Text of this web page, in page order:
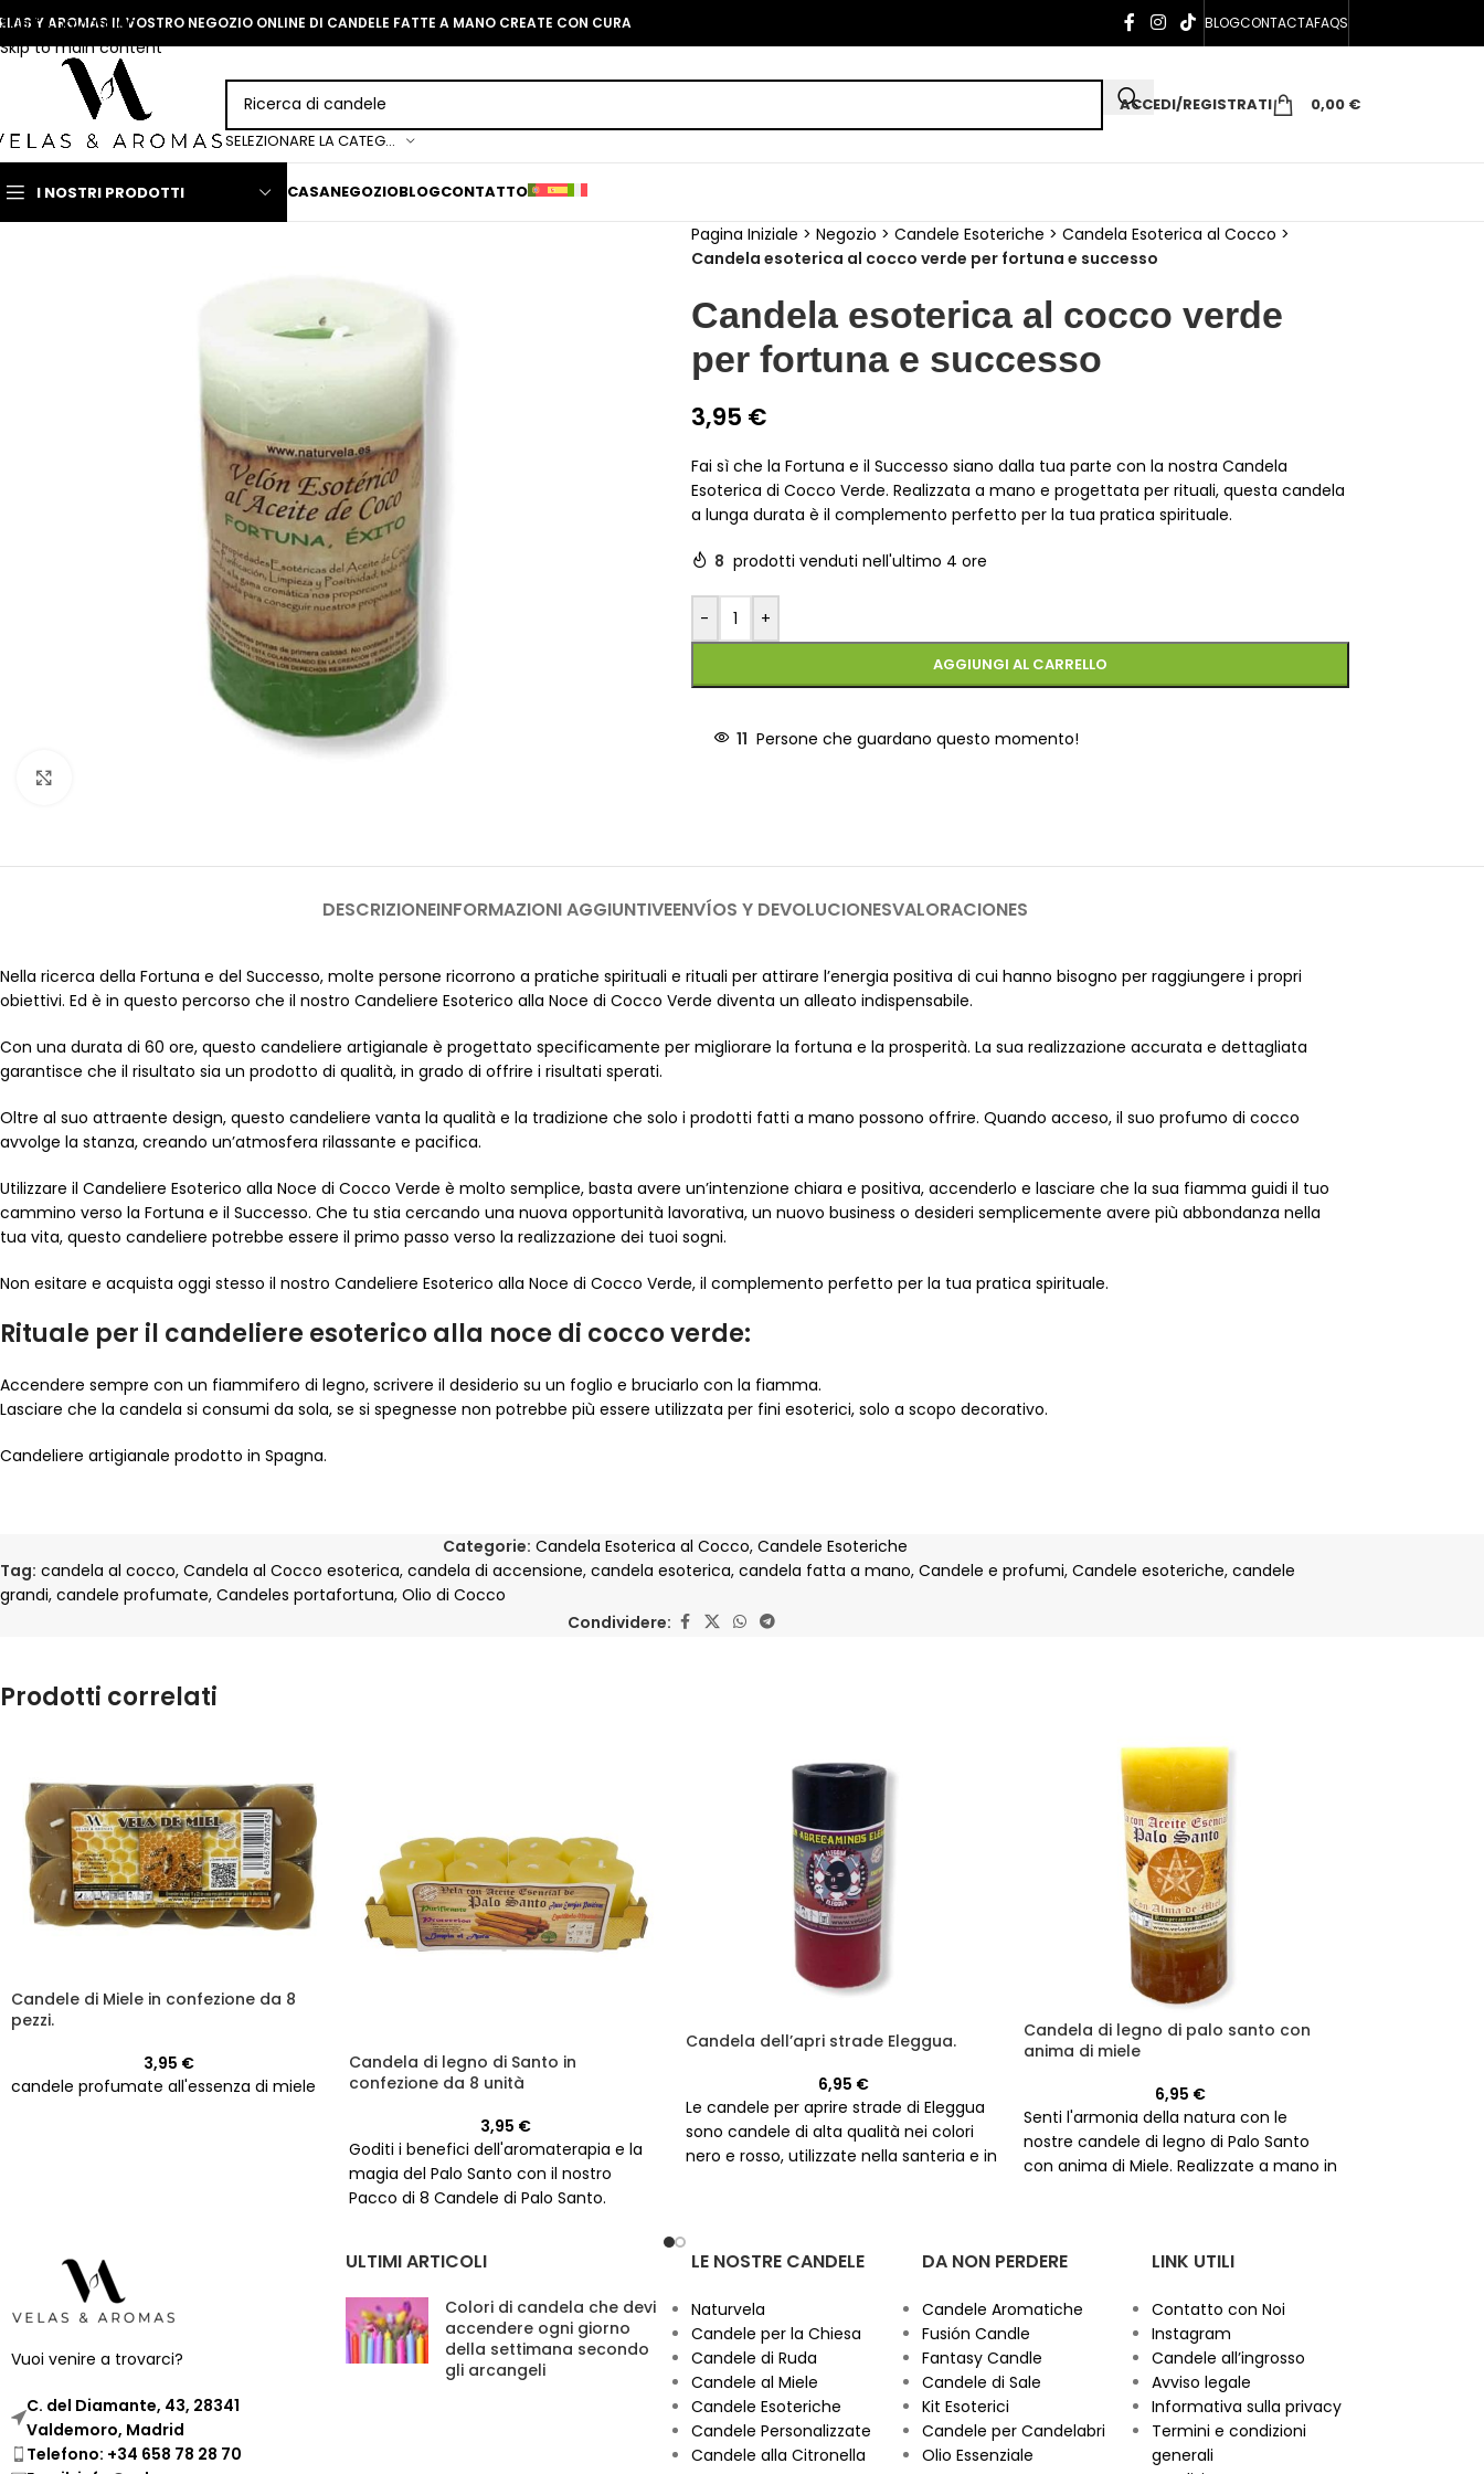
Skip to navigation
Skip to main content
Y AROMAS IL VOSTRO NEGOZIO ONLINE DI CANDELE FATTE A MANO CREATE CON CURA BLOGCONTACTAFAQS
SELEZIONARE LA CATEGORIA
ACCEDI/REGISTRATI 0,00 €
I NOSTRI PRODOTTI CASANEGOZIOBLOGCONTATTO
Pagina Iniziale > Negozio > Candele Esoteriche > Candela Esoterica al Cocco >
Candela esoterica al cocco verde per fortuna e successo
Candela esoterica al cocco verde
per fortuna e successo
3,95 €
Fai sì che la Fortuna e il Successo siano dalla tua parte con la nostra Candela
Esoterica di Cocco Verde. Realizzata a mano e progettata per rituali, questa candela
a lunga durata è il complemento perfetto per la tua pratica spirituale.
8 prodotti venduti nell'ultimo 4 ore
- +
AGGIUNGI AL CARRELLO
11 Persone che guardano questo momento!
DESCRIZIONEINFORMAZIONI AGGIUNTIVEENVÍOS Y DEVOLUCIONESVALORACIONES
Nella ricerca della Fortuna e del Successo, molte persone ricorrono a pratiche spirituali e rituali per attirare l’energia positiva di cui hanno bisogno per raggiungere i propri
obiettivi. Ed è in questo percorso che il nostro Candeliere Esoterico alla Noce di Cocco Verde diventa un alleato indispensabile.
Con una durata di 60 ore, questo candeliere artigianale è progettato specificamente per migliorare la fortuna e la prosperità. La sua realizzazione accurata e dettagliata
garantisce che il risultato sia un prodotto di qualità, in grado di offrire i risultati sperati.
Oltre al suo attraente design, questo candeliere vanta la qualità e la tradizione che solo i prodotti fatti a mano possono offrire. Quando acceso, il suo profumo di cocco
avvolge la stanza, creando un’atmosfera rilassante e pacifica.
Utilizzare il Candeliere Esoterico alla Noce di Cocco Verde è molto semplice, basta avere un’intenzione chiara e positiva, accenderlo e lasciare che la sua fiamma guidi il tuo
cammino verso la Fortuna e il Successo. Che tu stia cercando una nuova opportunità lavorativa, un nuovo business o desideri semplicemente avere più abbondanza nella
tua vita, questo candeliere potrebbe essere il primo passo verso la realizzazione dei tuoi sogni.
Non esitare e acquista oggi stesso il nostro Candeliere Esoterico alla Noce di Cocco Verde, il complemento perfetto per la tua pratica spirituale.
Rituale per il candeliere esoterico alla noce di cocco verde:
Accendere sempre con un fiammifero di legno, scrivere il desiderio su un foglio e bruciarlo con la fiamma.
Lasciare che la candela si consumi da sola, se si spegnesse non potrebbe più essere utilizzata per fini esoterici, solo a scopo decorativo.
Candeliere artigianale prodotto in Spagna.
Categorie: Candela Esoterica al Cocco, Candele Esoteriche
Tag: candela al cocco, Candela al Cocco esoterica, candela di accensione, candela esoterica, candela fatta a mano, Candele e profumi, Candele esoteriche, candele
grandi, candele profumate, Candeles portafortuna, Olio di Cocco
Condividere:
Prodotti correlati
Candele di Miele in confezione da 8
pezzi.
3,95 €
candele profumate all'essenza di miele
Candela di legno di Santo in
confezione da 8 unità
3,95 €
Goditi i benefici dell'aromaterapia e la
magia del Palo Santo con il nostro
Pacco di 8 Candele di Palo Santo.
Candela dell’apri strade Eleggua.
6,95 €
Le candele per aprire strade di Eleggua
sono candele di alta qualità nei colori
nero e rosso, utilizzate nella santeria e in
Candela di legno di palo santo con
anima di miele
6,95 €
Senti l'armonia della natura con le
nostre candele di legno di Palo Santo
con anima di Miele. Realizzate a mano in
Vuoi venire a trovarci?
C. del Diamante, 43, 28341
Valdemoro, Madrid
Telefono: +34 658 78 28 70
ULTIMI ARTICOLI
Colori di candela che devi
accendere ogni giorno
della settimana secondo
gli arcangeli
LE NOSTRE CANDELE
Naturvela
Candele per la Chiesa
Candele di Ruda
Candele al Miele
Candele Esoteriche
Candele Personalizzate
Candele alla Citronella
DA NON PERDERE
Candele Aromatiche
Fusión Candle
Fantasy Candle
Candele di Sale
Kit Esoterici
Candele per Candelabri
Olio Essenziale
LINK UTILI
Contatto con Noi
Instagram
Candele all’ingrosso
Avviso legale
Informativa sulla privacy
Termini e condizioni
generali